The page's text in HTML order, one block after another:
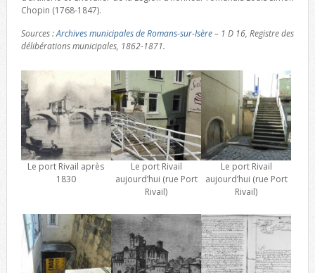
Chopin (1768-1847).
Sources :Archives municipales de Romans-sur-Isère– 1 D 16, Registre des
délibérations municipales, 1862-1871.
Le port Rivail après
1830
Le port Rivail
aujourd’hui (rue Port
Rivail)
Le port Rivail
aujourd’hui (rue Port
Rivail)